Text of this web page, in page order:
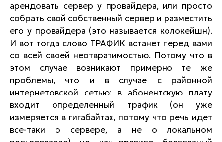
арендовать сервер у провайдера, или просто
собрать свой собственный сервер и разместить
его у провайдера (это называется колокейшн).
И вот тогда слово ТРАФИК встанет перед вами
со всей своей неотвратимостью. Потому что в
этом случае возникают примерно те же
проблемы, что и в случае с районной
интернетовской сетью: в абонентскую плату
входит определенный трафик (он уже
измеряется в гигабайтах, потому что речь идет
все-таки о сервере, а не о локальном